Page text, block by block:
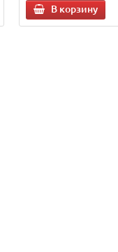
В корзину